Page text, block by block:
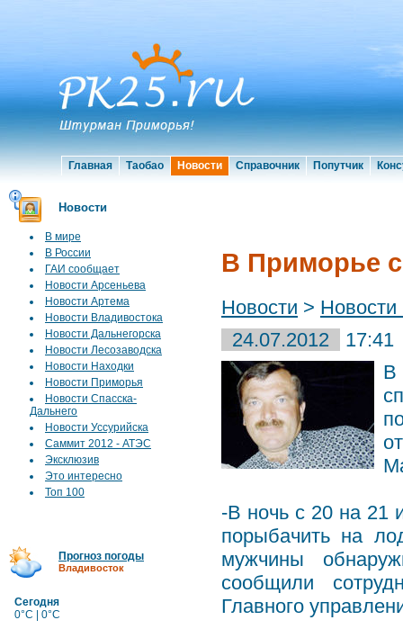
Главная Таобао Новости Справочник Попутчик
Новости
В мире
В России
ГАИ сообщает
Новости Арсеньева
Новости Артема
Новости Владивостока
Новости Дальнегорска
Новости Лесозаводска
Новости Находки
Новости Приморья
Новости Спасска-
Дальнего
Новости Уссурийска
Саммит 2012 - АТЭС
Эксклюзив
Это интересно
Топ 100
Прогноз погоды
Владивосток
Сегодня
0°C | 0°C
В Приморье
Новости >
24.07.2012
17:41
В
-В ночь с 20 на
порыбачить на
мужчины
сообщили
Главного